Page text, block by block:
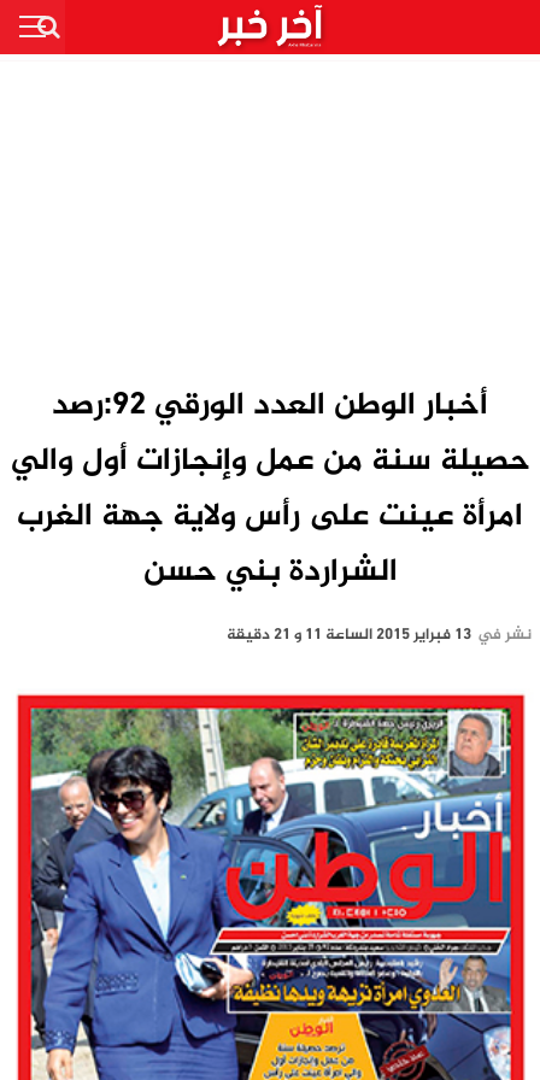
أخبار الوطن العدد الورقي 92:رصد
حصيلة سنة من عمل وإنجازات أول والي
امرأة عينت على رأس ولاية جهة الغرب
الشراردة بني حسن
نشر في 13 فبراير 2015 الساعة 11 و 21 دقيقة